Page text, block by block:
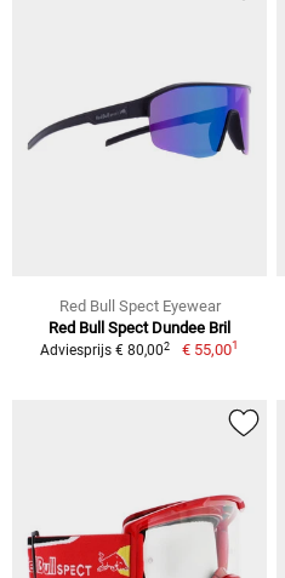
Red Bull Spect Eyewear
Red Bull Spect Dundee Bril
Adviesprijs € 80,002 € 55,001